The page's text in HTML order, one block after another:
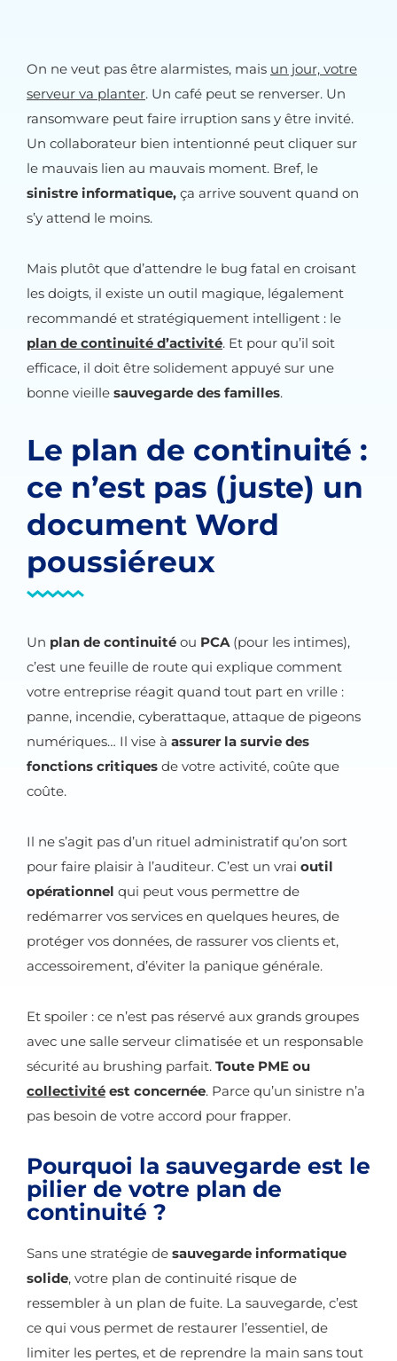
On ne veut pas être alarmistes, mais un jour, votre
serveur va planter. Un café peut se renverser. Un
ransomware peut faire irruption sans y être invité.
Un collaborateur bien intentionné peut cliquer sur
le mauvais lien au mauvais moment. Bref, le
sinistre informatique, ça arrive souvent quand on
s’y attend le moins.
Mais plutôt que d’attendre le bug fatal en croisant
les doigts, il existe un outil magique, légalement
recommandé et stratégiquement intelligent : le
plan de continuité d’activité. Et pour qu’il soit
efficace, il doit être solidement appuyé sur une
bonne vieille sauvegarde des familles.
Le plan de continuité :
ce n’est pas (juste) un
document Word
poussiéreux
Un plan de continuité ou PCA(pour les intimes),
c’est une feuille de route qui explique comment
votre entreprise réagit quand tout part en vrille :
panne, incendie, cyberattaque, attaque de pigeons
numériques… Il vise à assurer la survie des
fonctions critiques de votre activité, coûte que
coûte.
Il ne s’agit pas d’un rituel administratif qu’on sort
pour faire plaisir à l’auditeur. C’est un vrai outil
opérationnel qui peut vous permettre de
redémarrer vos services en quelques heures, de
protéger vos données, de rassurer vos clients et,
accessoirement, d’éviter la panique générale.
Et spoiler : ce n’est pas réservé aux grands groupes
avec une salle serveur climatisée et un responsable
sécurité au brushing parfait. Toute PME ou
collectivité est concernée. Parce qu’un sinistre n’a
pas besoin de votre accord pour frapper.
Pourquoi la sauvegarde est le
pilier de votre plan de
continuité ?
Sans une stratégie de sauvegarde informatique
solide, votre plan de continuité risque de
ressembler à un plan de fuite. La sauvegarde, c’est
ce qui vous permet de restaurer l’essentiel, de
limiter les pertes, et de reprendre la main sans tout